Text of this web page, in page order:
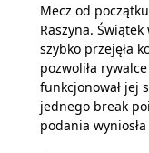
Mecz od
Raszyna.
szybko przejęła
pozwoliła
funkcjonował jej
jednego break
podania